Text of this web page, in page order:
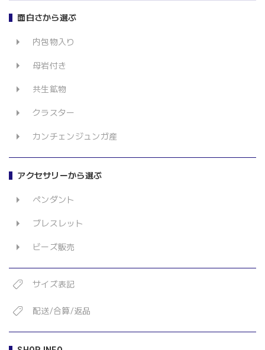
面白さから選ぶ
内包物入り
母岩付き
共生鉱物
クラスター
カンチェンジュンガ産
アクセサリーから選ぶ
ペンダント
ブレスレット
ビーズ販売
サイズ表記
配送/合算/返品